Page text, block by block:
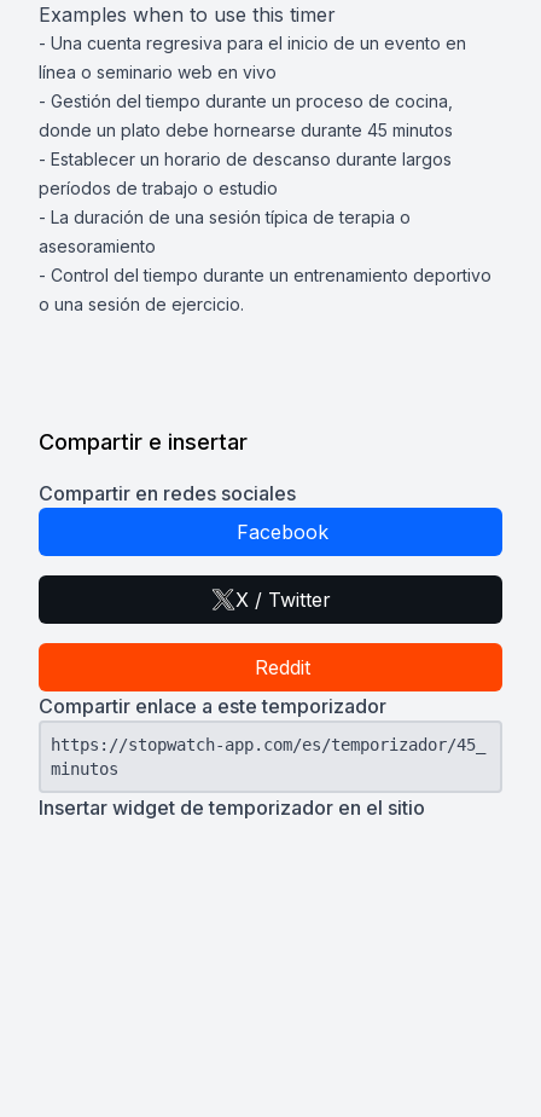
Examples when to use this timer
- Una cuenta regresiva para el inicio de un evento en
línea o seminario web en vivo
- Gestión del tiempo durante un proceso de cocina,
donde un plato debe hornearse durante 45 minutos
- Establecer un horario de descanso durante largos
períodos de trabajo o estudio
- La duración de una sesión típica de terapia o
asesoramiento
- Control del tiempo durante un entrenamiento deportivo
o una sesión de ejercicio.
Compartir e insertar
Compartir en redes sociales
Facebook
X / Twitter
Reddit
Compartir enlace a este temporizador
https://stopwatch-app.com/es/temporizador/45_
minutos
Insertar widget de temporizador en el sitio